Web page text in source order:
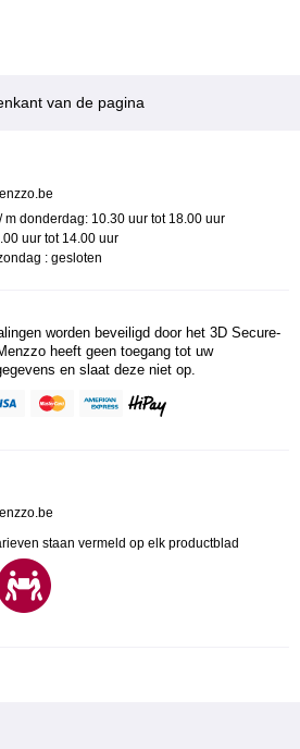
van de pagina
m donderdag: 10.30 uur tot 18.00 uur
uur tot 14.00 uur
: gesloten
worden beveiligd door het 3D Secure-
heeft geen toegang tot uw
en slaat deze niet op.
staan vermeld op elk productblad